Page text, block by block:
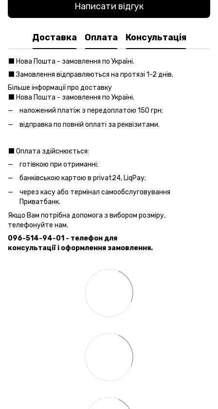
Написати відгук
Доставка Оплата Консультація
⬛️ Нова Пошта - замовлення по Україні.
⬛️ Замовлення відправляються на протязі 1-2 днів.
Більше інформації про доставку
⬛️ Нова Пошта - замовлення по Україні.
наложений платіж з передоплатою 150 грн;
відправка по повній оплаті за реквізитами.
⬛️ Оплата здійснюється:
готівкою при отриманні;
банківською картою в privat24, LiqPay;
через касу або термінал самообслуговування
Приватбанк.
Якщо Вам потрібна допомога з вибором розміру,
телефонуйте нам.
096-514-94-01 - телефон для
консультації і оформлення замовлення.